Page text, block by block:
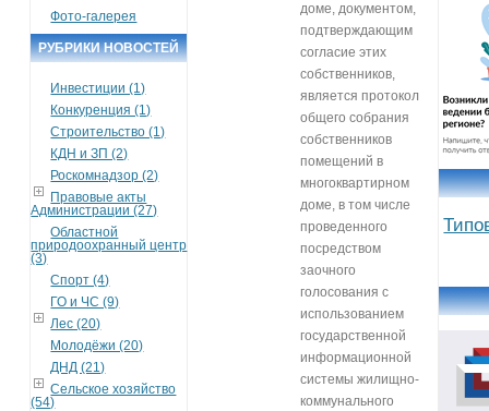
Фото-галерея
РУБРИКИ НОВОСТЕЙ
Инвестиции (1)
Конкуренция (1)
Строительство (1)
КДН и ЗП (2)
Роскомнадзор (2)
Правовые акты
Администрации (27)
Областной
природоохранный центр
(3)
Спорт (4)
ГО и ЧС (9)
Лес (20)
Молодёжи (20)
ДНД (21)
Сельское хозяйство
(54)
доме, документом,
подтверждающим
согласие этих
собственников,
является протокол
общего собрания
собственников
помещений в
многоквартирном
доме, в том числе
проведенного
посредством
заочного
голосования с
использованием
государственной
информационной
системы жилищно-
коммунального